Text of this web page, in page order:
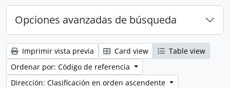
Opciones avanzadas de búsqueda
Imprimir vista previa Card view
Table view
Ordenar por: Código de referencia
Dirección: Clasificación en orden ascendente